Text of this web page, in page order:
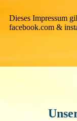
Dieses Impressum
facebook.com &